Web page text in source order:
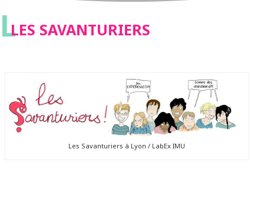
LLES SAVANTURIERS
Les Savanturiers à Lyon / LabEx IMU